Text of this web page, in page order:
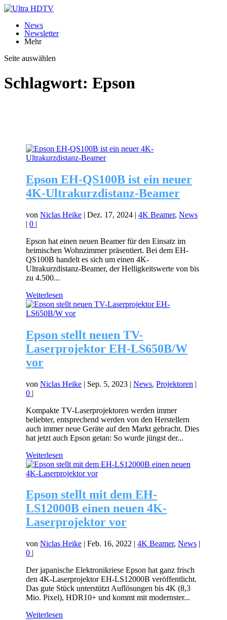
News
Newsletter
Mehr
Seite auswählen
Schlagwort: Epson
Epson EH-QS100B ist ein neuer
4K-Ultrakurzdistanz-Beamer
vonNiclas Heike |Dez. 17, 2024 |4K Beamer,News
|0 |
Epson hat einen neuen Beamer für den Einsatz im
heimischen Wohnzimmer präsentiert. Bei dem EH-
QS100B handelt es sich um einen 4K-
Ultrakurzdistanz-Beamer, der Helligkeitswerte von bis
zu 4.500...
Weiterlesen
Epson stellt neuen TV-
Laserprojektor EH-LS650B/W
vor
vonNiclas Heike | Sep. 5, 2023 |News,Projektoren |
0 |
Kompakte TV-Laserprojektoren werden immer
beliebter, entsprechend werden von den Herstellern
auch immer neue Geräte auf den Markt gebracht. Dies
hat jetzt auch Epson getan: So wurde jüngst der...
Weiterlesen
Epson stellt mit dem EH-
LS12000B einen neuen 4K-
Laserprojektor vor
vonNiclas Heike |Feb. 16, 2022 |4K Beamer,News |
0 |
Der japanische Elektronikriese Epson hat ganz frisch
den 4K-Laserprojektor EH-LS12000B veröffentlicht.
Das gute Stück unterstützt Auflösungen bis 4K (8,3
Mio. Pixel), HDR10+ und kommt mit modernster...
Weiterlesen